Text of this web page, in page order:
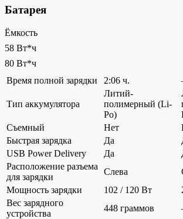
Батарея
Ёмкость
58 Вт*ч
80 Вт*ч
Время полной зарядки
2:06 ч.
Тип аккумулятора
Литий-
полимерный (Li-
Po)
Съемный
Нет
Быстрая зарядка
Да
USB Power Delivery
Да
Расположение разъема
для зарядки
Слева
Мощность зарядки
102 / 120 Вт
Вес зарядного
устройства
448 граммов